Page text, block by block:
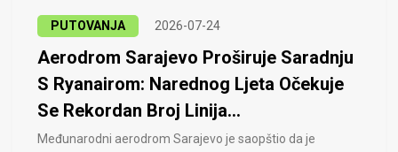
PUTOVANJA 2026-07-24
Aerodrom Sarajevo Proširuje Saradnju
S Ryanairom: Narednog Ljeta Očekuje
Se Rekordan Broj Linija...
Međunarodni aerodrom Sarajevo je saopštio da je